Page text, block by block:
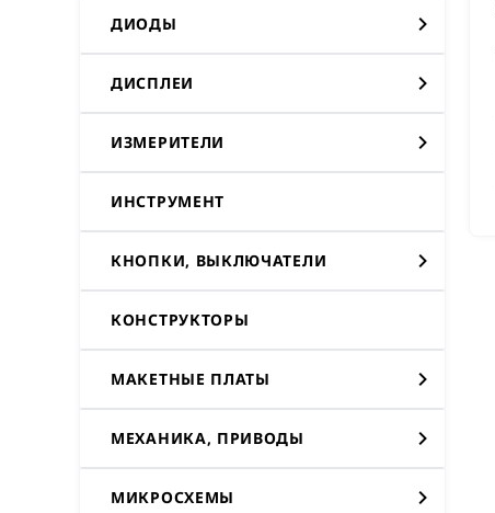
ДИОДЫ
ДИСПЛЕИ
ИЗМЕРИТЕЛИ
ИНСТРУМЕНТ
КНОПКИ, ВЫКЛЮЧАТЕЛИ
КОНСТРУКТОРЫ
МАКЕТНЫЕ ПЛАТЫ
МЕХАНИКА, ПРИВОДЫ
МИКРОСХЕМЫ